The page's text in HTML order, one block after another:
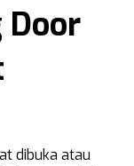
Door
dibuka atau